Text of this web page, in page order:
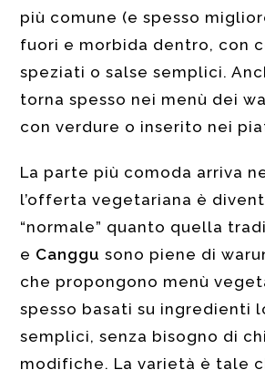
più comune (e spesso
fuori e morbida dentro, con
speziati o salse semplici.
torna spesso nei menù dei
con verdure o inserito nei
La parte più comoda arriva
l’offerta vegetariana è
“normale” quanto quella
e Canggu sono piene di
che propongono menù
spesso basati su ingredienti
semplici, senza bisogno di
modifiche. La varietà è tale